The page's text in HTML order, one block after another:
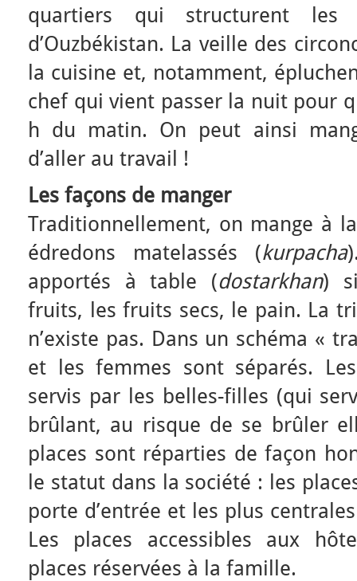
quartiers qui structurent
d’Ouzbékistan. La veille des
la cuisine et, notamment,
chef qui vient passer la nuit pour
h du matin. On peut ainsi
d’aller au travail !
Les façons de manger
Traditionnellement, on mange à
édredons matelassés (kurpacha
apportés à table (dostarkhan)
fruits, les fruits secs, le pain. La
n’existe pas. Dans un schéma «
et les femmes sont séparés.
servis par les belles-filles (qui
brûlant, au risque de se brûler
places sont réparties de façon
le statut dans la société : les
porte d’entrée et les plus
Les places accessibles aux
places réservées à la famille.